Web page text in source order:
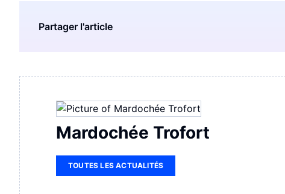
Partager l'article
Mardochée Trofort
TOUTES LES ACTUALITÉS